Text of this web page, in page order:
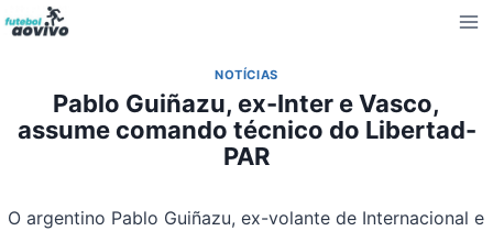
Pular
para
Conteúdo
NOTÍCIAS
Pablo Guiñazu, ex-Inter e Vasco,
assume comando técnico do Libertad-
PAR
O argentino Pablo Guiñazu, ex-volante de Internacional e